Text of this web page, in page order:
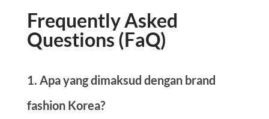
Frequently Asked
Questions (FaQ)
1. Apa yang dimaksud dengan brand
fashion Korea?